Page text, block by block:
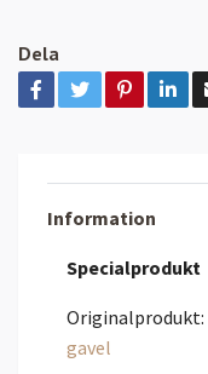
Dela
Information
Specialprodukt
Originalprodukt:
gavel